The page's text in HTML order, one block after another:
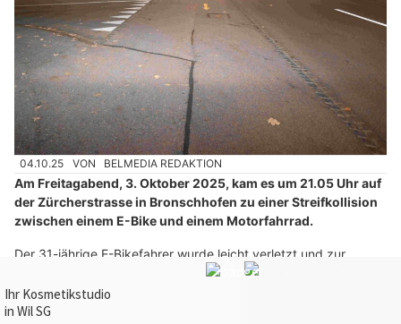
04.10.25 VON BELMEDIA REDAKTION
Am Freitagabend, 3. Oktober 2025, kam es um 21.05 Uhr auf
der Zürcherstrasse in Bronschhofen zu einer Streifkollision
zwischen einem E-Bike und einem Motorfahrrad.
Der 31-jährige E-Bikefahrer wurde leicht verletzt und zur
Weiterlesen